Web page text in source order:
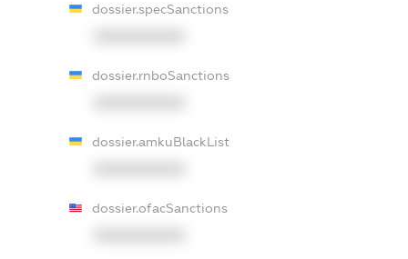
dossier.specSanctions
dossier.rnboSanctions
dossier.amkuBlackList
dossier.ofacSanctions